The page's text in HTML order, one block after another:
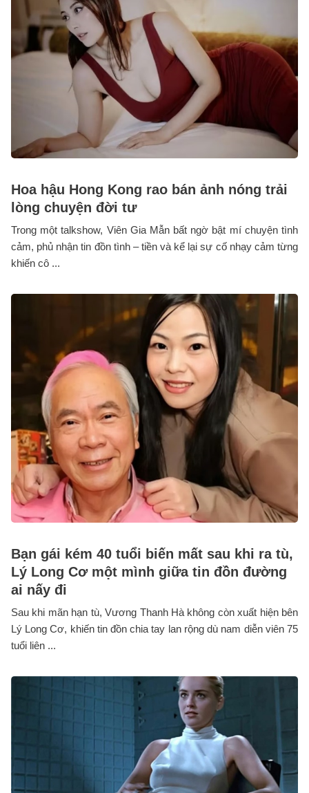
Hoa hậu Hong Kong rao bán ảnh nóng trải
lòng chuyện đời tư
Trong một talkshow, Viên Gia Mẫn bất ngờ bật mí chuyện tình
cảm, phủ nhận tin đồn tình – tiền và kể lại sự cố nhạy cảm từng
khiến cô ...
Bạn gái kém 40 tuổi biến mất sau khi ra tù,
Lý Long Cơ một mình giữa tin đồn đường
ai nấy đi
Sau khi mãn hạn tù, Vương Thanh Hà không còn xuất hiện bên
Lý Long Cơ, khiến tin đồn chia tay lan rộng dù nam diễn viên 75
tuổi liên ...